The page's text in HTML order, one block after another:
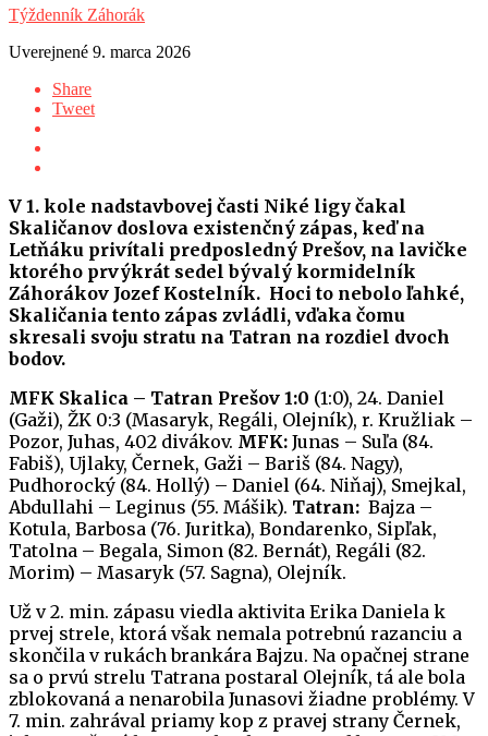
Týždenník Záhorák
Uverejnené 9. marca 2026
Share
Tweet
V 1. kole nadstavbovej časti Niké ligy čakal
Skaličanov doslova existenčný zápas, keď na
Letňáku privítali predposledný Prešov, na lavičke
ktorého prvýkrát sedel bývalý kormidelník
Záhorákov Jozef Kostelník. Hoci to nebolo ľahké,
Skaličania tento zápas zvládli, vďaka čomu
skresali svoju stratu na Tatran na rozdiel dvoch
bodov.
MFK Skalica – Tatran Prešov 1:0 (1:0), 24. Daniel
(Gaži), ŽK 0:3 (Masaryk, Regáli, Olejník), r. Kružliak –
Pozor, Juhas, 402 divákov. MFK: Junas – Suľa (84.
Fabiš), Ujlaky, Černek, Gaži – Bariš (84. Nagy),
Pudhorocký (84. Hollý) – Daniel (64. Niňaj), Smejkal,
Abdullahi – Leginus (55. Mášik). Tatran: Bajza –
Kotula, Barbosa (76. Juritka), Bondarenko, Sipľak,
Tatolna – Begala, Simon (82. Bernát), Regáli (82.
Morim) – Masaryk (57. Sagna), Olejník.
Už v 2. min. zápasu viedla aktivita Erika Daniela k
prvej strele, ktorá však nemala potrebnú razanciu a
skončila v rukách brankára Bajzu. Na opačnej strane
sa o prvú strelu Tatrana postaral Olejník, tá ale bola
zblokovaná a nenarobila Junasovi žiadne problémy. V
7. min. zahrával priamy kop z pravej strany Černek,